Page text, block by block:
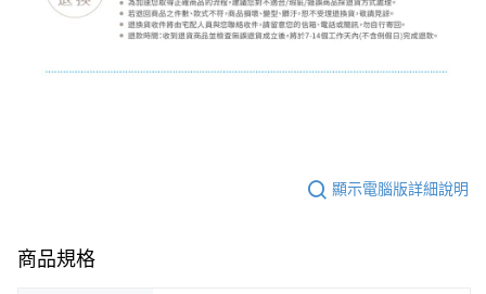
顯示電腦版詳細說明
商品規格